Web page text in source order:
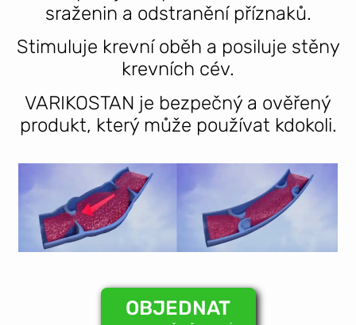
sraženin a odstranění příznaků.
Stimuluje krevní oběh a posiluje stěny
krevních cév.
VARIKOSTAN je bezpečný a ověřený
produkt, který může používat kdokoli.
OBJEDNAT